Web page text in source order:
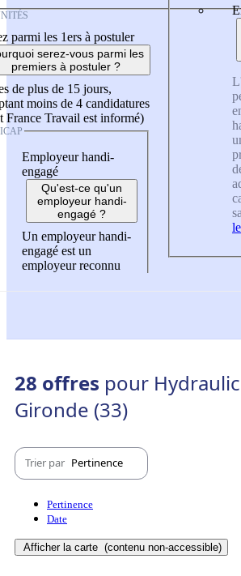
parmi les 1ers à postuler
serez-vous parmi les
premiers à postuler ?
de plus de 15 jours,
moins de 4 candidatures
France Travail est informé)
Employeur handi-
engagé
Qu'est-ce qu'un
employeur handi-
engagé ?
Un employeur handi-
engagé est un
employeur reconnu
28 offres pour
Gironde (33)
Trier par Pertinence
Pertinence
Date
Afficher la carte (contenu non-accessible)